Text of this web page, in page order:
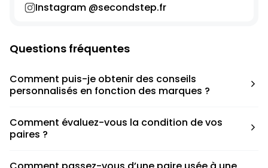
Instagram @secondstep.fr
Questions fréquentes
Comment puis-je obtenir des conseils
personnalisés en fonction des marques ?
pour déterminer la taille appropriée, que ce soit une taille
en dessous, au-dessus ou correspondant à votre taille
Comment évaluez-vous la condition de vos
paires ?